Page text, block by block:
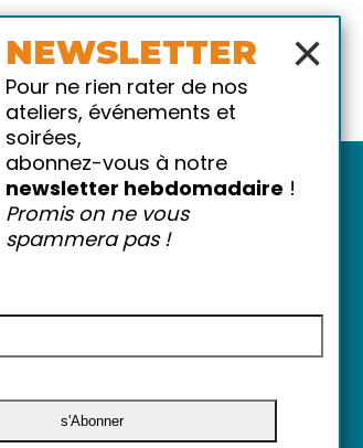
×
NEWSLETTER
Pour ne rien rater de nos
ateliers, événements et
soirées,
abonnez-vous à notre
newsletter hebdomadaire !
Promis on ne vous
spammera pas !